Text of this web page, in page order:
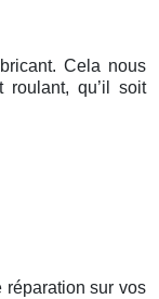
Cela nous
roulant, qu’il soit
réparation sur vos